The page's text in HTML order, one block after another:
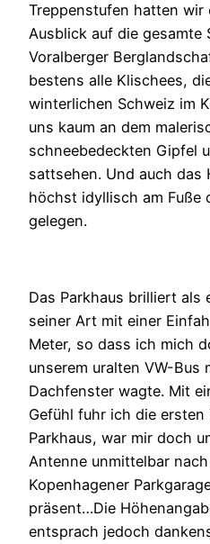
Treppenstufen hatten wir
Ausblick auf die gesamte
Voralberger
bestens alle Klischees,
winterlichen Schweiz im
uns kaum an dem
schneebedeckten Gipfel
sattsehen. Und auch das
höchst idyllisch am Fuße
gelegen.
Das Parkhaus brilliert als
seiner Art mit einer
Meter, so dass ich mich
unserem uralten VW-Bus
Dachfenster wagte. Mit
Gefühl fuhr ich die
Parkhaus, war mir doch
Antenne unmittelbar
Kopenhagener
präsent…Die
entsprach jedoch